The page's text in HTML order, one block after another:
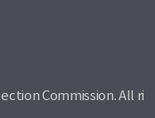
Commission. All ri